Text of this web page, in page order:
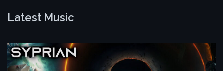
Latest Music